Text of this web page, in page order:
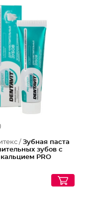
/Зубная паста
зубов с
PRO